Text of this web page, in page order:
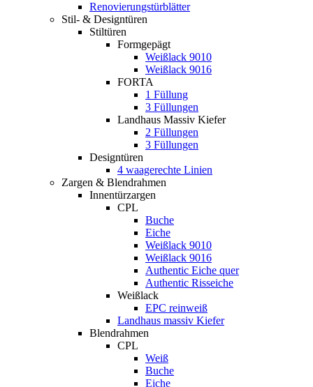
Renovierungstürblätter
Stil- & Designtüren
Stiltüren
Formgepägt
Weißlack 9010
Weißlack 9016
FORTA
1 Füllung
3 Füllungen
Landhaus Massiv Kiefer
2 Füllungen
3 Füllungen
Designtüren
4 waagerechte Linien
Zargen & Blendrahmen
Innentürzargen
CPL
Buche
Eiche
Weißlack 9010
Weißlack 9016
Authentic Eiche quer
Authentic Risseiche
Weißlack
EPC reinweiß
Landhaus massiv Kiefer
Blendrahmen
CPL
Weiß
Buche
Eiche